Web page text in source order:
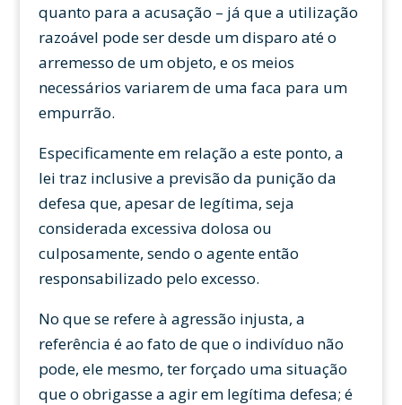
quanto para a acusação – já que a utilização
razoável pode ser desde um disparo até o
arremesso de um objeto, e os meios
necessários variarem de uma faca para um
empurrão.
Especificamente em relação a este ponto, a
lei traz inclusive a previsão da punição da
defesa que, apesar de legítima, seja
considerada excessiva dolosa ou
culposamente, sendo o agente então
responsabilizado pelo excesso.
No que se refere à agressão injusta, a
referência é ao fato de que o indivíduo não
pode, ele mesmo, ter forçado uma situação
que o obrigasse a agir em legítima defesa; é